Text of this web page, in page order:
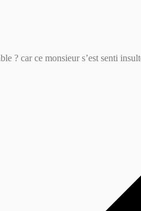
? car ce monsieur s’est senti